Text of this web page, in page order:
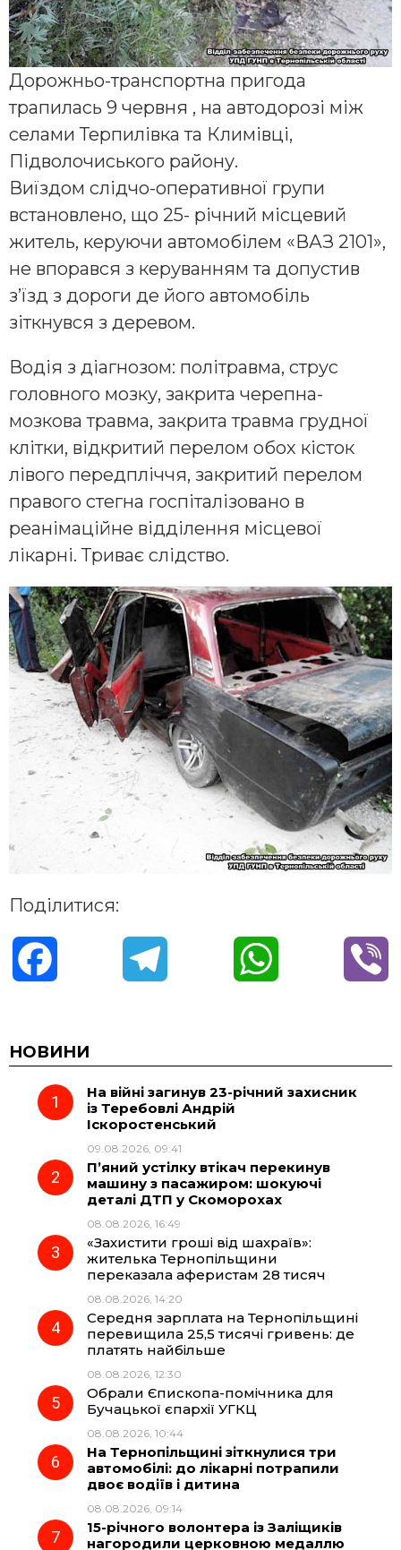
Дорожньо-транспортна пригода
трапилась 9 червня , на автодорозі між
селами Терпилівка та Климівці,
Підволочиського району.
Виїздом слідчо-оперативної групи
встановлено, що 25- річний місцевий
житель, керуючи автомобілем «ВАЗ 2101»,
не впорався з керуванням та допустив
з’їзд з дороги де його автомобіль
зіткнувся з деревом.
Водія з діагнозом: політравма, струс
головного мозку, закрита черепна-
мозкова травма, закрита травма грудної
клітки, відкритий перелом обох кісток
лівого передпліччя, закритий перелом
правого стегна госпіталізовано в
реанімаційне відділення місцевої
лікарні. Триває слідство.
Поділитися:
c
e
o
k
e
r
a
m
t
A
p
НОВИНИ
На війні загинув 23-річний захисник
із Теребовлі Андрій
Іскоростенський
09.08.2026, 09:41
П’яний устілку втікач перекинув
машину з пасажиром: шокуючі
деталі ДТП у Скоморохах
08.08.2026, 16:49
«Захистити гроші від шахраїв»:
жителька Тернопільщини
переказала аферистам 28 тисяч
08.08.2026, 14:20
Середня зарплата на Тернопільщині
перевищила 25,5 тисячі гривень: де
платять найбільше
08.08.2026, 12:30
Обрали Єпископа-помічника для
Бучацької єпархії УГКЦ
08.08.2026, 10:44
На Тернопільщині зіткнулися три
автомобілі: до лікарні потрапили
двоє водіїв і дитина
08.08.2026, 09:14
15-річного волонтера із Заліщиків
нагородили церковною медаллю